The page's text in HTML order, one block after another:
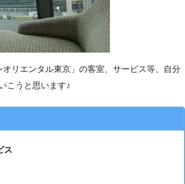
リエンタル東京」の客室、サービス等、自分
こうと思います♪
ス